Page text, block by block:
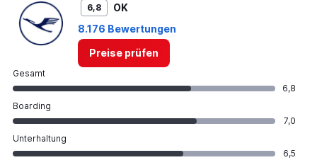
6,8
OK
8.176 Bewertungen
Preise prüfen
Gesamt
6,8
Boarding
7,0
Unterhaltung
6,5